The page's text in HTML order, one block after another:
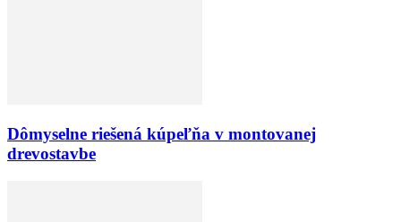
Dômyselne riešená kúpeľňa v montovanej
drevostavbe